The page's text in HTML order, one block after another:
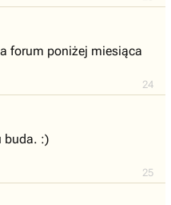
24
forum poniżej miesiąca
25
buda. :)